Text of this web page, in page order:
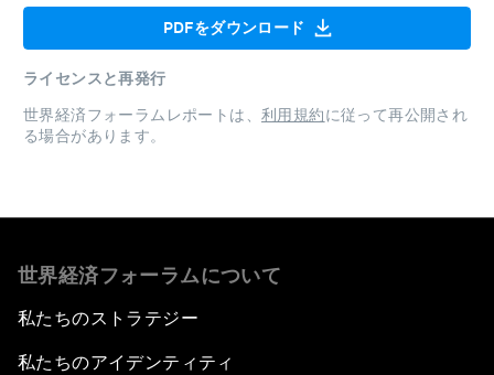
PDFをダウンロード
ライセンスと再発行
世界経済フォーラムレポートは、 利用規約に従って再公開され
る場合があります。
世界経済フォーラムについて
私たちのストラテジー
私たちのアイデンティティ